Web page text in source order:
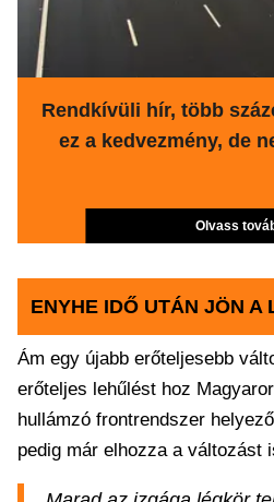
Rendkívüli hír, több
ez a kedvezmény, de
Olvass
ENYHE IDŐ UTÁN JÖN A
Ám egy újabb erőteljesebb
erőteljes lehűlést hoz
hullámzó frontrendszer
pedig már elhozza a változást